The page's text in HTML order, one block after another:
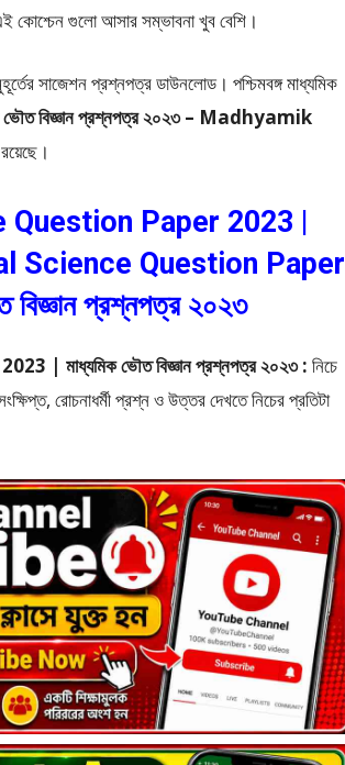
গুলো আসার সম্ভাবনা খুব বেশি।
সাজেশন প্রশ্নপত্র ডাউনলোড। পশ্চিমবঙ্গ মাধ্যমিক
ভৌত বিজ্ঞান প্রশ্নপত্র ২০২৩ – Madhyamik
Paper 2023 |
Science Question Paper
বিজ্ঞান প্রশ্নপত্র ২০২৩
ভৌত বিজ্ঞান প্রশ্নপত্র ২০২৩ : নিচে
রোচনাধর্মী প্রশ্ন ও উত্তর দেখতে নিচের প্রতিটা